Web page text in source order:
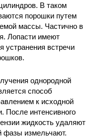
В таком
порошки путем
массы. Частично в
Лопасти имеют
устранения встречи
однородной
способ
к исходной
После интенсивного
жидкость удаляют
фазы измельчают.